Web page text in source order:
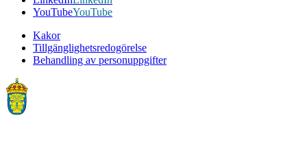
YouTubeYouTube
Kakor
Tillgänglighetsredogörelse
Behandling av personuppgifter